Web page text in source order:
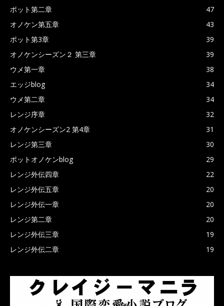
ポット第二章
47
オノケン第五章
43
ポット第3章
39
オノケンシーズン２ 第三章
39
ウメ第一章
38
エッジblog
34
ウメ第二章
34
レンジ序章
32
オノケンシーズン2 第4章
31
レンジ第三章
30
ポットオノケンblog
29
レンジ外伝四章
22
レンジ外伝五章
20
レンジ外伝一章
20
レンジ第二章
20
レンジ外伝三章
19
レンジ外伝二章
19